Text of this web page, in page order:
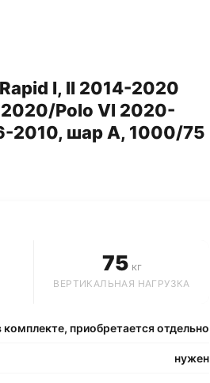
I, II 2014-2020
Polo VI 2020-
2010, шар A, 1000/75
75кг
ВЕРТИКАЛЬНАЯ НАГРУЗКА
комплекте, приобретается отдельно
нужен